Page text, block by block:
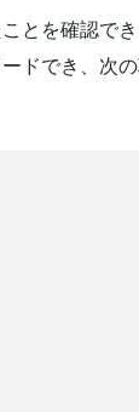
とを確認で
ドでき、次